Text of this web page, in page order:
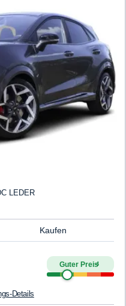
LEDER
Kaufen
Guter Preis4
Details